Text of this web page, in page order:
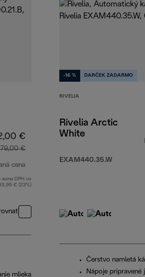
€
€
cena
pôvodná cena 379,00 €
suma DPH vo
€ (23%)
mlieka
-16 % DARČEK ZADARMO
RIVELIA
Rivelia Arctic
White
EXAM440.35.W
Čerstvo namletá
Nápoje